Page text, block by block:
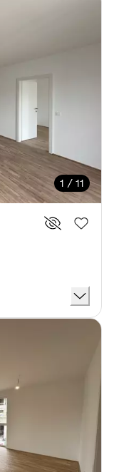
1 / 11